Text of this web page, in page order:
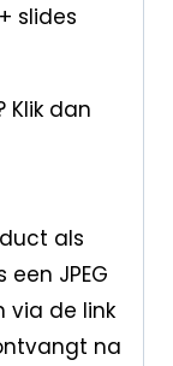
slides
Klik dan
als
JPEG
via de link
na